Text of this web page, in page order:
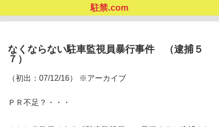
駐禁.com
なくならない駐車監視員暴行事件 （逮捕５
７）
（初出：07/12/16） ※アーカイブ
ＰＲ不足？・・・